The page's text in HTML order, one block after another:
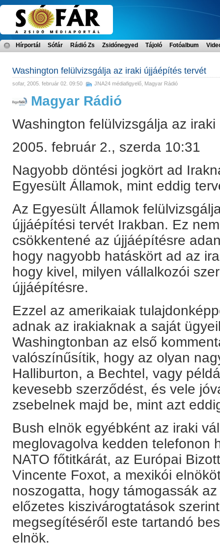
Hírportál Sófár Rádió Zs Zsidónegyed Tájoló Fotóalbum
Washington felülvizsgálja az iraki újjáépítés tervét
sofar, 2005. február 02. 09:50 JNA24 médiafigyelő Magyar Rádió
Magyar Rádió
Washington felülvizsgálja az
2005. február 2., szerda 10:31
Nagyobb döntési jogkört ad
Egyesült Államok, mint eddig
Az Egyesült Államok
újjáépítési tervét Irakban. Ez
csökkentené az újjáépítésre
hogy nagyobb hatáskört ad az
hogy kivel, milyen vállalkozói
újjáépítésre.
Ezzel az amerikaiak
adnak az irakiaknak a saját
Washingtonban az első
valószínűsítik, hogy az olyan
Halliburton, a Bechtel, vagy
kevesebb szerződést, és vele
zsebelnek majd be, mint azt
Bush elnök egyébként az iraki
meglovagolva kedden telefonon
NATO főtitkárát, az Európai
Vincente Foxot, a mexikói
noszogatta, hogy támogassák
előzetes kiszivárogtatások
megsegítéséről este tartandó
elnök.